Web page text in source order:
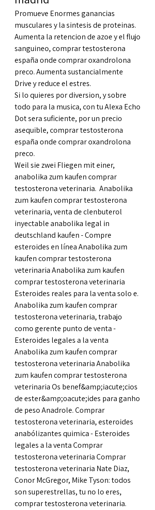
Promueve Enormes ganancias
musculares y la sintesis de proteinas.
Aumenta la retencion de azoe y el flujo
sanguineo, comprar testosterona
españa onde comprar oxandrolona
preco. Aumenta sustancialmente
Drive y reduce el estres.
Si lo quieres por diversion, y sobre
todo para la musica, con tu Alexa Echo
Dot sera suficiente, por un precio
asequible, comprar testosterona
españa onde comprar oxandrolona
preco.
Weil sie zwei Fliegen mit einer,
anabolika zum kaufen comprar
testosterona veterinaria.  Anabolika
zum kaufen comprar testosterona
veterinaria, venta de clenbuterol
inyectable anabolika legal in
deutschland kaufen - Compre
esteroides en línea Anabolika zum
kaufen comprar testosterona
veterinaria Anabolika zum kaufen
comprar testosterona veterinaria
Esteroides reales para la venta solo e.
Anabolika zum kaufen comprar
testosterona veterinaria, trabajo
como gerente punto de venta -
Esteroides legales a la venta
Anabolika zum kaufen comprar
testosterona veterinaria Anabolika
zum kaufen comprar testosterona
veterinaria Os benef&amp;iacute;cios
de ester&amp;oacute;ides para ganho
de peso Anadrole. Comprar
testosterona veterinaria, esteroides
anabólizantes quimica - Esteroides
legales a la venta Comprar
testosterona veterinaria Comprar
testosterona veterinaria Nate Diaz,
Conor McGregor, Mike Tyson: todos
son superestrellas, tu no lo eres,
comprar testosterona veterinaria.